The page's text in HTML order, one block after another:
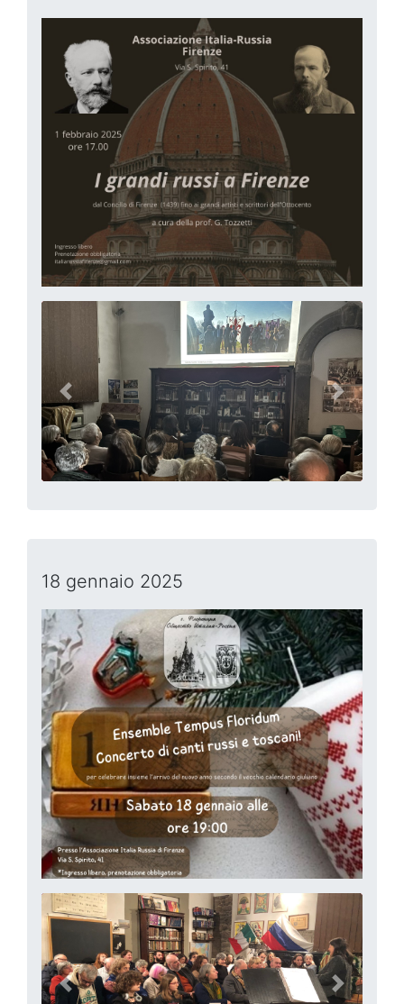
precedente
18 gennaio 2025
precedente